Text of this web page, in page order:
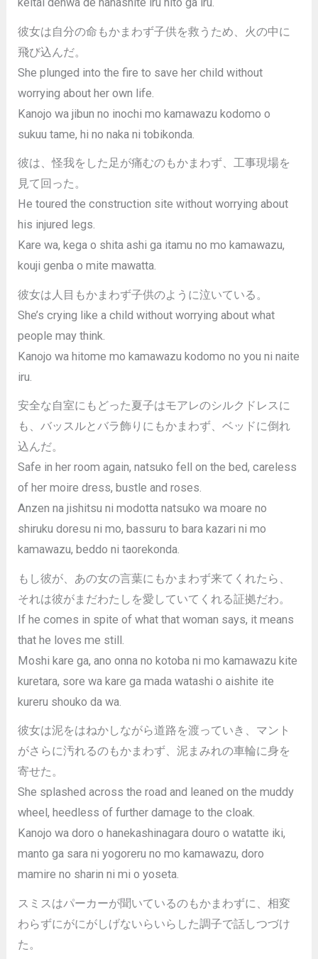
keitai denwa de hanashite iru hito ga iru.
彼女は自分の命もかまわず子供を救うため、火の中に
飛び込んだ。
She plunged into the fire to save her child without
worrying about her own life.
Kanojo wa jibun no inochi mo kamawazu kodomo o
sukuu tame, hi no naka ni tobikonda.
彼は、怪我をした足が痛むのもかまわず、工事現場を
見て回った。
He toured the construction site without worrying about
his injured legs.
Kare wa, kega o shita ashi ga itamu no mo kamawazu,
kouji genba o mite mawatta.
彼女は人目もかまわず子供のように泣いている。
She’s crying like a child without worrying about what
people may think.
Kanojo wa hitome mo kamawazu kodomo no you ni naite
iru.
安全な自室にもどった夏子はモアレのシルクドレスに
も、バッスルとバラ飾りにもかまわず、ベッドに倒れ
込んだ。
Safe in her room again, natsuko fell on the bed, careless
of her moire dress, bustle and roses.
Anzen na jishitsu ni modotta natsuko wa moare no
shiruku doresu ni mo, bassuru to bara kazari ni mo
kamawazu, beddo ni taorekonda.
もし彼が、あの女の言葉にもかまわず来てくれたら、
それは彼がまだわたしを愛していてくれる証拠だわ。
If he comes in spite of what that woman says, it means
that he loves me still.
Moshi kare ga, ano onna no kotoba ni mo kamawazu kite
kuretara, sore wa kare ga mada watashi o aishite ite
kureru shouko da wa.
彼女は泥をはねかしながら道路を渡っていき、マント
がさらに汚れるのもかまわず、泥まみれの車輪に身を
寄せた。
She splashed across the road and leaned on the muddy
wheel, heedless of further damage to the cloak.
Kanojo wa doro o hanekashinagara douro o watatte iki,
manto ga sara ni yogoreru no mo kamawazu, doro
mamire no sharin ni mi o yoseta.
スミスはパーカーが聞いているのもかまわずに、相変
わらずにがにがしげないらいらした調子で話しつづけ
た。